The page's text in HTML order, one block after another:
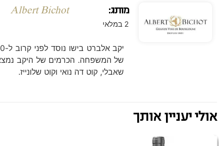
מותג: Albert Bichot
2 במלאי
של המשפחה. הכרמים של היקב
שאבלי, קוט דה נואי וקוט שלונייז.
אולי יעניין אותך